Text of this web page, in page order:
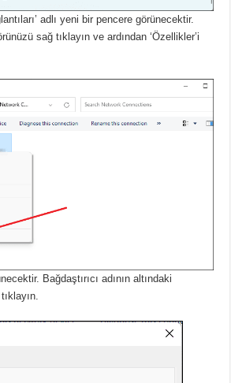
adlı yeni bir pencere görünecektir.
sağ tıklayın ve ardından ‘Özellikler’i
Bağdaştırıcı adının altındaki